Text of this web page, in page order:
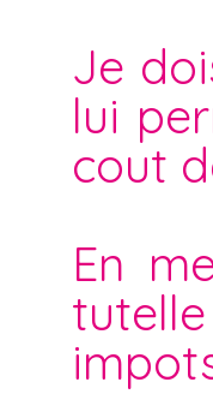
Je
lui
cout
En